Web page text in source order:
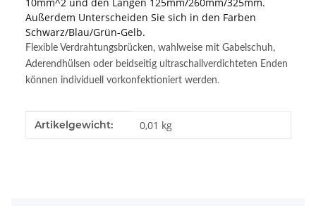
Außerdem Unterscheiden Sie sich in den Farben
Schwarz/Blau/Grün-Gelb.
Flexible Verdrahtungsbrücken, wahlweise mit Gabelschuh,
Aderendhülsen oder beidseitig ultraschallverdichteten Enden
können individuell vorkonfektioniert werden.
Produkteigenschaft
Wert
Artikelgewicht: 0,01 kg